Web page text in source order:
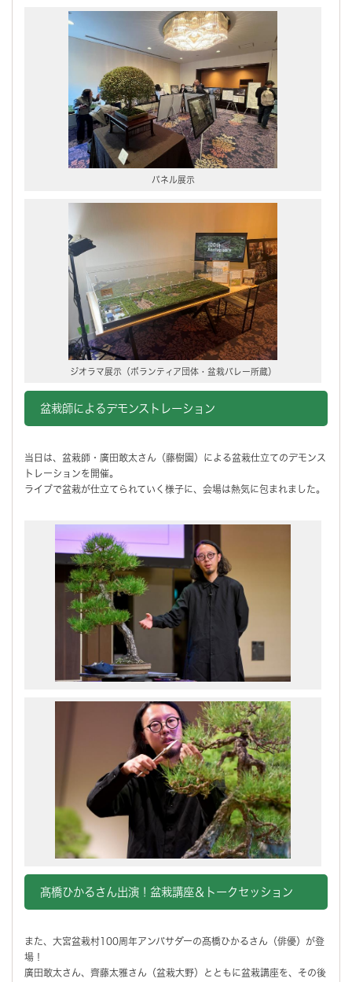
パネル展示
ジオラマ展示（ボランティア団体・盆栽バレー所蔵）
盆栽師によるデモンストレーション
当日は、盆栽師・廣田敢太さん（藤樹園）による盆栽仕立てのデモンス
トレーションを開催。
ライブで盆栽が仕立てられていく様子に、会場は熱気に包まれました。
髙橋ひかるさん出演！盆栽講座＆トークセッション
また、大宮盆栽村100周年アンバサダーの髙橋ひかるさん（俳優）が登
場！
廣田敢太さん、齊藤太雅さん（盆栽大野）とともに盆栽講座を、その後